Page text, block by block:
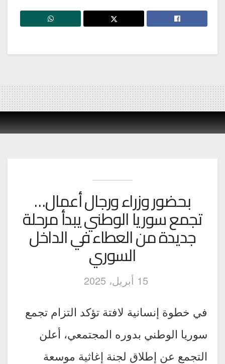
بحضور وزراء ورجال أعمال…
تجمع سوريا الوطني يبدأ مرحلة
جديدة من العطاء في الداخل
السوري
15 أبريل، 2025
في خطوة إنسانية لافتة تؤكد التزام تجمع
سوريا الوطني بدوره المجتمعي، أعلن
التجمع عن إطلاق لجنة إغاثية موسعة